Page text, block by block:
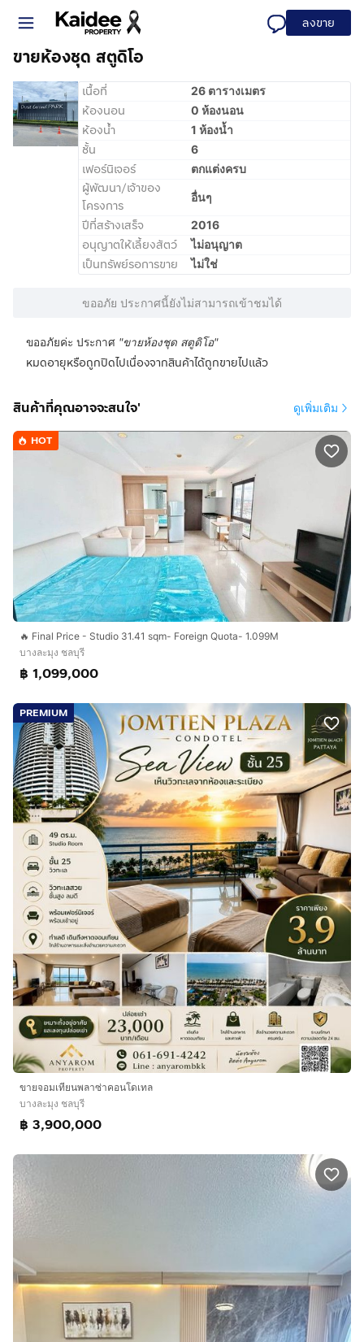
ลงขาย
ขายห้องชุด สตูดิโอ
เนื้อที่ 26 ตารางเมตร
ห้องนอน 0 ห้องนอน
ห้องน้ำ 1 ห้องน้ำ
ชั้น 6
เฟอร์นิเจอร์ ตกแต่งครบ
ผู้พัฒนา/เจ้าของ
โครงการ
อื่นๆ
ปีที่สร้างเสร็จ 2016
อนุญาตให้เลี้ยงสัตว์ ไม่อนุญาต
เป็นทรัพย์รอการขาย ไม่ใช่
ขออภัย ประกาศนี้ยังไม่สามารถเข้าชมได้
ขออภัยค่ะ ประกาศ "ขายห้องชุด สตูดิโอ"
หมดอายุหรือถูกปิดไปเนื่องจากสินค้าได้ถูกขายไปแล้ว
สินค้าที่คุณอาจจะสนใจ' ดูเพิ่มเติม
HOT
🔥 Final Price - Studio 31.41 sqm- Foreign Quota- 1.099M
บางละมุง ชลบุรี
฿ 1,099,000
PREMIUM
ขายจอมเทียนพลาซ่าคอนโดเทล
บางละมุง ชลบุรี
฿ 3,900,000